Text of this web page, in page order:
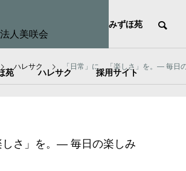
みずほ苑
苑 ハレサク 採用サイト
ハレサク 「日常」に、「楽しさ」を。— 毎日
しさ」を。— 毎日の楽しみ